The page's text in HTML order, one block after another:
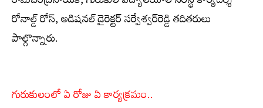
రోనాల్డ్​‍ రోస్, అడిషనల్‌ డైరెక్టర్‌ సర్వేశ్వర్‌రెడ్డి తదితరులు
పాల్గొన్నారు.
గురుకులంలో ఏ రోజు ఏ కార్యక్రమం..